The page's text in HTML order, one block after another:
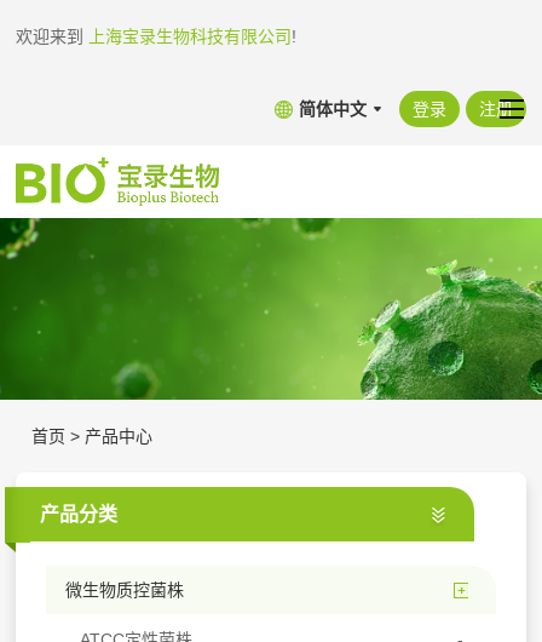
欢迎来到 上海宝录生物科技有限公司!
简体中文 登录 注册
首页 > 产品中心
产品分类
微生物质控菌株